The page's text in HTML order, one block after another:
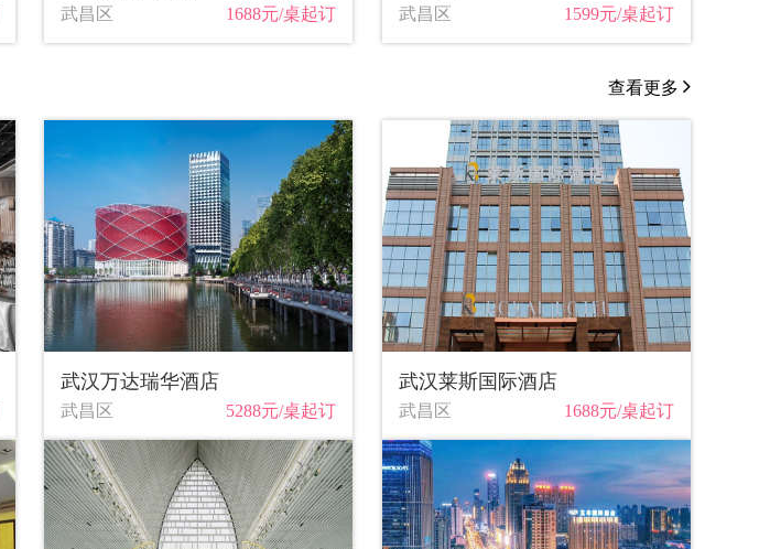
武昌区 1688元/桌起订 武昌区 1599元/桌起订
查看更多
武汉万达瑞华酒店
武昌区 5288元/桌起订
武汉莱斯国际酒店
武昌区 1688元/桌起订